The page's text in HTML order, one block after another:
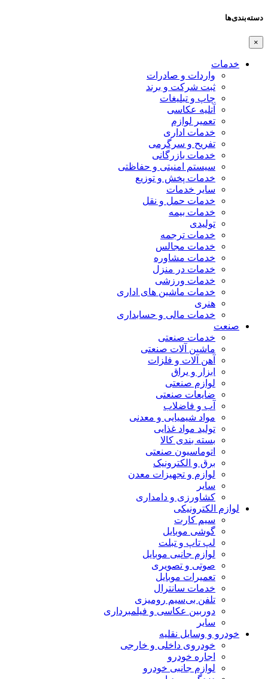
دسته‌بندی‌ها
×
خدمات
واردات و صادرات
ثبت شرکت و برند
چاپ و تبلیغات
آتلیه عکاسی
تعمیر لوازم
خدمات اداری
تفریح و سرگرمی
خدمات بازرگانی
سیستم امنیتی و حفاظتی
خدمات پخش و توزیع
سایر خدمات
خدمات حمل و نقل
خدمات بیمه
تولیدی
خدمات ترجمه
خدمات مجالس
خدمات مشاوره
خدمات در منزل
خدمات ورزشی
خدمات ماشین های اداری
هنری
خدمات مالی و حسابداری
صنعت
خدمات صنعتی
ماشین آلات صنعتی
آهن آلات و فلزات
ابزار و یراق
لوازم صنعتی
ضایعات صنعتی
آب و فاضلاب
مواد شیمیایی و معدنی
تولید مواد غذایی
بسته بندی کالا
اتوماسیون صنعتی
برق و الکترونیک
لوازم و تجهیزات معدن
سایر
کشاورزی و دامداری
لوازم الکترونیکی
سیم کارت
گوشی موبایل
لپ تاپ و تبلت
لوازم جانبی موبایل
صوتی و تصویری
تعمیرات موبایل
خدمات سانترال
تلفن بی‌سیم رومیزی
دوربین عکاسی و فیلمبرداری
سایر
خودرو و وسایل نقلیه
خودروی داخلی و خارجی
اجاره خودرو
لوازم جانبی خودرو